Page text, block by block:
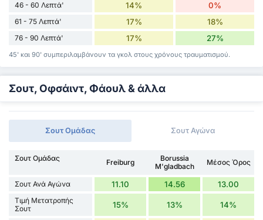
46 - 60 Λεπτά' 14% 0%
61 - 75 Λεπτά' 17% 18%
76 - 90 Λεπτά' 17% 27%
45' και 90' συμπεριλαμβάνουν τα γκολ στους χρόνους τραυματισμού.
Σουτ, Οφσάιντ, Φάουλ & άλλα
Σουτ Ομάδας Σουτ Αγώνα
Σουτ Ομάδας Freiburg
Borussia
M'gladbach
Μέσος Όρος
Σουτ Ανά Αγώνα 11.10 14.56 13.00
Τιμή Μετατροπής
Σουτ
15% 13% 14%